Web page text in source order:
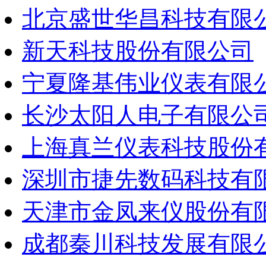
北京盛世华昌科技有限
新天科技股份有限公司
宁夏隆基伟业仪表有限
长沙太阳人电子有限公
上海真兰仪表科技股份
深圳市捷先数码科技有
天津市金凤来仪股份有
成都秦川科技发展有限